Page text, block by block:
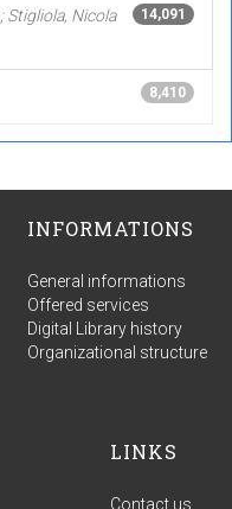
14,091
; Stigliola, Nicola
8,410
INFORMATIONS
General informations
Offered services
Digital Library history
Organizational structure
LINKS
Contact us